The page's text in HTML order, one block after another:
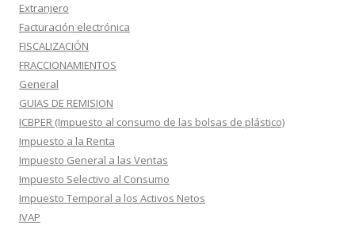
Extranjero
Facturación electrónica
FISCALIZACIÓN
FRACCIONAMIENTOS
General
GUIAS DE REMISION
ICBPER (Impuesto al consumo de las bolsas de plástico)
Impuesto a la Renta
Impuesto General a las Ventas
Impuesto Selectivo al Consumo
Impuesto Temporal a los Activos Netos
IVAP